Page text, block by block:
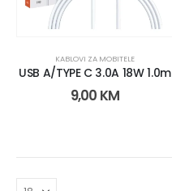
KABLOVI ZA MOBITELE
USB A/TYPE C 3.0A 18W 1.0m
9,00 KM